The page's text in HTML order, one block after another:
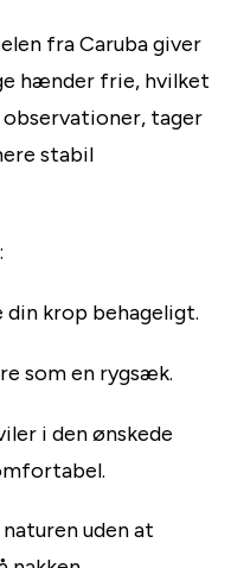
fra Caruba giver
hænder frie, hvilket
tager
stabil
din krop behageligt.
som en rygsæk.
i den ønskede
uden at